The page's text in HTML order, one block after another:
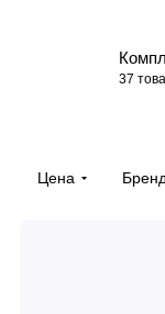
37
Цена Бренд